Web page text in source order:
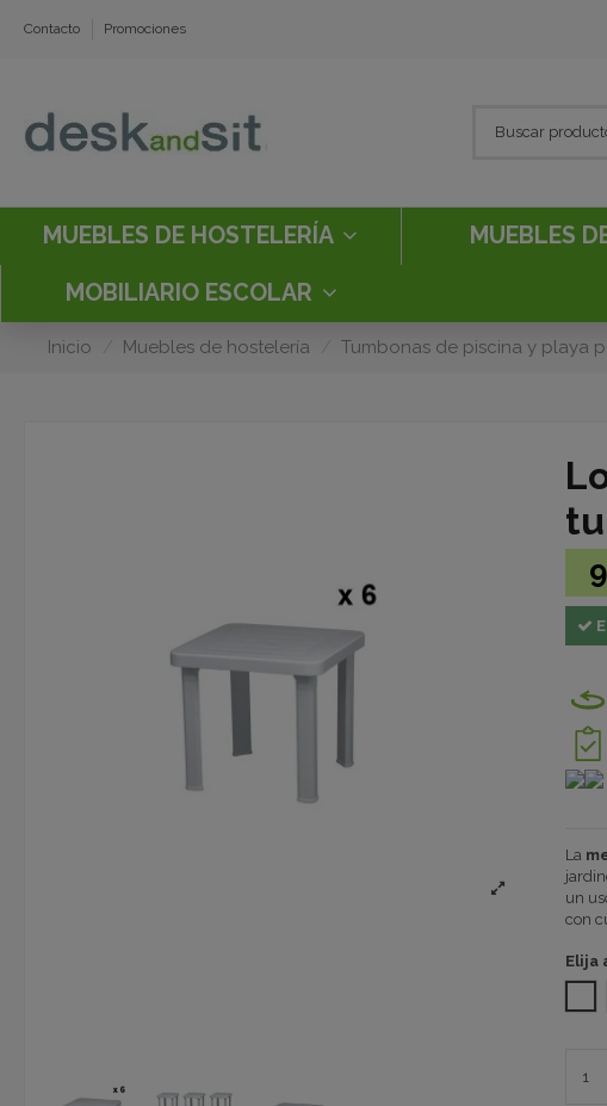
Contacto Promociones
MUEBLES DE HOSTELERÍA MUEBLES
MOBILIARIO ESCOLAR
Inicio Muebles de hostelería Tumbonas de piscina y playa
La
un
con
Elija